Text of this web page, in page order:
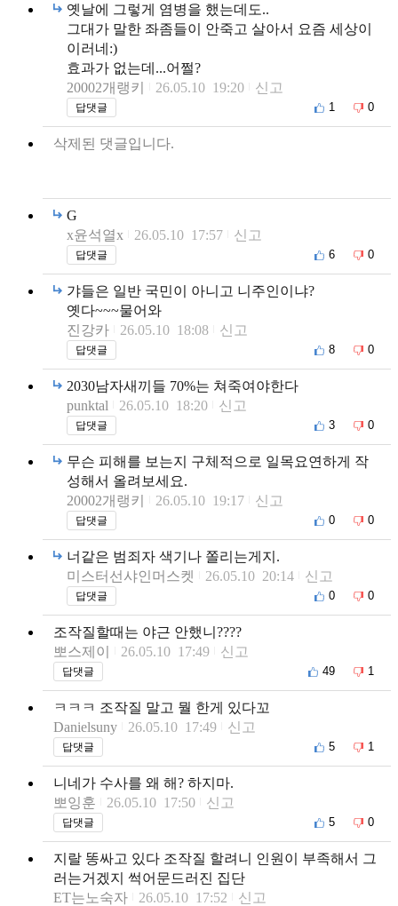
옛날에 그렇게 염병을 했는데도..
그대가 말한 좌좀들이 안죽고 살아서 요즘 세상이
이러네:)
효과가 없는데...어쩔?
20002개랭키
26.05.10 19:20 신고
답댓글 1 0
삭제된 댓글입니다.
G
x윤석열x
26.05.10 17:57 신고
답댓글 6 0
갸들은 일반 국민이 아니고 니주인이냐?
옛다~~~물어와
진강카
26.05.10 18:08 신고
답댓글 8 0
2030남자새끼들 70%는 쳐죽여야한다
punktal
26.05.10 18:20 신고
답댓글 3 0
무슨 피해를 보는지 구체적으로 일목요연하게 작
성해서 올려보세요.
20002개랭키
26.05.10 19:17 신고
답댓글 0 0
너같은 범죄자 색기나 쫄리는게지.
미스터선샤인머스켓
26.05.10 20:14 신고
답댓글 0 0
조작질할때는 야근 안했니????
뽀스제이
26.05.10 17:49 신고
답댓글 49 1
ㅋㅋㅋ 조작질 말고 뭘 한게 있다꼬
Danielsuny
26.05.10 17:49 신고
답댓글 5 1
니네가 수사를 왜 해? 하지마.
뽀잉훈
26.05.10 17:50 신고
답댓글 5 0
지랄 똥싸고 있다 조작질 할려니 인원이 부족해서 그
러는거겠지 썩어문드러진 집단
ET는노숙자
26.05.10 17:52 신고